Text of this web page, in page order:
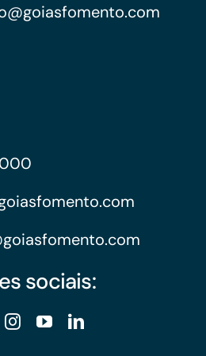
sociais: